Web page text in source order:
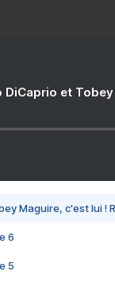
DiCaprio et
Maguire, c'est lui !
6
5